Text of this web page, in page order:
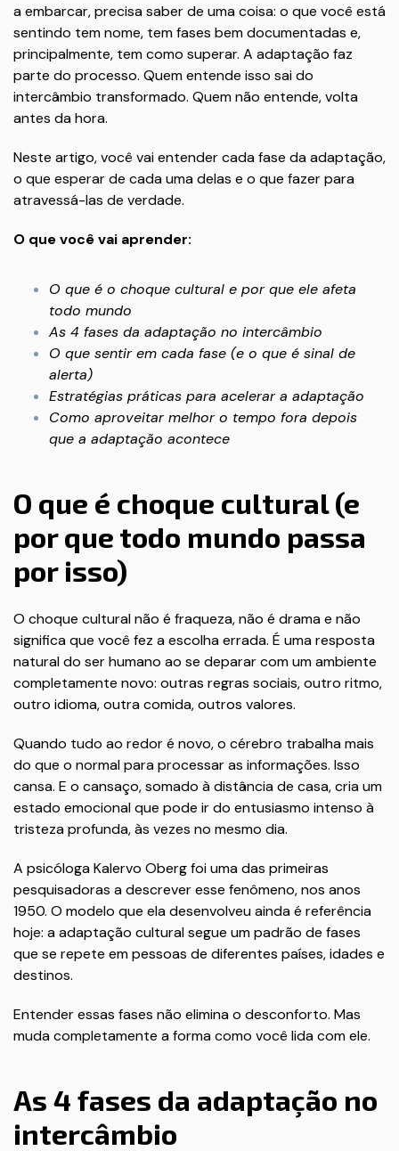
a embarcar, precisa saber de uma coisa: o que você está
sentindo tem nome, tem fases bem documentadas e,
principalmente, tem como superar. A adaptação faz
parte do processo. Quem entende isso sai do
intercâmbio transformado. Quem não entende, volta
antes da hora.
Neste artigo, você vai entender cada fase da adaptação,
o que esperar de cada uma delas e o que fazer para
atravessá-las de verdade.
O que você vai aprender:
O que é o choque cultural e por que ele afeta
todo mundo
As 4 fases da adaptação no intercâmbio
O que sentir em cada fase (e o que é sinal de
alerta)
Estratégias práticas para acelerar a adaptação
Como aproveitar melhor o tempo fora depois
que a adaptação acontece
O que é choque cultural (e
por que todo mundo passa
por isso)
O choque cultural não é fraqueza, não é drama e não
significa que você fez a escolha errada. É uma resposta
natural do ser humano ao se deparar com um ambiente
completamente novo: outras regras sociais, outro ritmo,
outro idioma, outra comida, outros valores.
Quando tudo ao redor é novo, o cérebro trabalha mais
do que o normal para processar as informações. Isso
cansa. E o cansaço, somado à distância de casa, cria um
estado emocional que pode ir do entusiasmo intenso à
tristeza profunda, às vezes no mesmo dia.
A psicóloga Kalervo Oberg foi uma das primeiras
pesquisadoras a descrever esse fenômeno, nos anos
1950. O modelo que ela desenvolveu ainda é referência
hoje: a adaptação cultural segue um padrão de fases
que se repete em pessoas de diferentes países, idades e
destinos.
Entender essas fases não elimina o desconforto. Mas
muda completamente a forma como você lida com ele.
As 4 fases da adaptação no
intercâmbio